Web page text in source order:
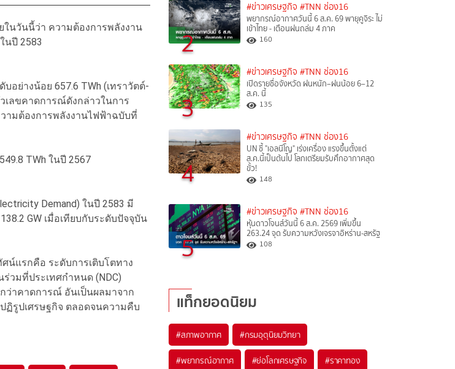
ในวันนี้ว่า ความต้องการพลังงาน
นปี 2583
อย่างน้อย 657.6 TWh (เทราวัตต์-
เลขคาดการณ์ดังกล่าวในการ
ามต้องการพลังงานไฟฟ้าฉบับที่
TWh ในปี 2567
Demand) ในปี 2583 มี
GW เมื่อเทียบกับระดับปัจจุบัน
น์แรกคือ ระดับการเติบโตทาง
วมที่ประเทศกำหนด (NDC)
ว่าคาดการณ์ อันเป็นผลมาจาก
ฏิรูปเศรษฐกิจ ตลอดจนความคืบ
2
#ข่าวเศรษฐกิจ #TNN ช่อง16
พยากรณ์อากาศวันนี้ 6 ส.ค. 69 พายุคูจิระ ไม่
เข้าไทย - เตือนฝนถล่ม 4 ภาค
160
3
#ข่าวเศรษฐกิจ #TNN ช่อง16
เปิดรายชื่อจังหวัด ฝนหนัก–ฝนน้อย 6–12
ส.ค. นี้
135
4
#ข่าวเศรษฐกิจ #TNN ช่อง16
UN ชี้ "เอลนีโญ" เร่งเครื่อง แรงขึ้นตั้งแต่
ส.ค.นี้เป็นต้นไป โลกเตรียมรับศึกอากาศสุด
ขั้ว!
148
5
#ข่าวเศรษฐกิจ #TNN ช่อง16
หุ้นดาวโจนส์วันนี้ 6 ส.ค. 2569 เพิ่มขึ้น
263.24 จุด รับความหวังเจรจาอิหร่าน-สหรัฐ
108
แท็กยอดนิยม
#สภาพอากาศ #กรมอุตุนิยมวิทยา
#พยากรณ์อากาศ #ย่อโลกเศรษฐกิจ #ราคาทอง